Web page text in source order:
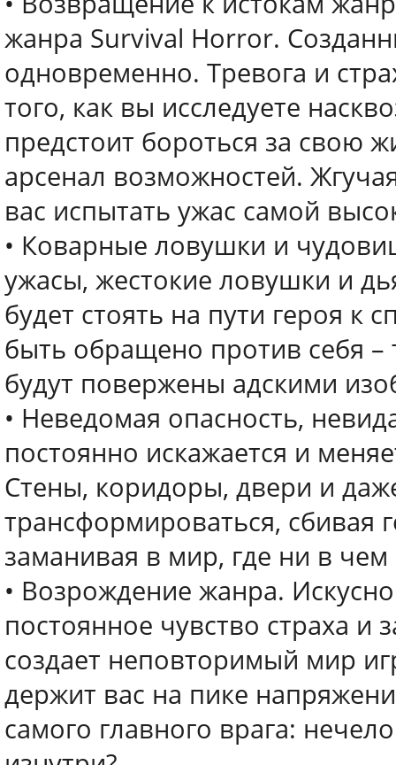
жанра Survival Horror.
одновременно. Тревога и
того, как вы исследуете
предстоит бороться за свою
арсенал возможностей.
вас испытать ужас самой
• Коварные ловушки и
ужасы, жестокие ловушки и
будет стоять на пути героя
быть обращено против себя
будут повержены адскими
• Неведомая опасность,
постоянно искажается и
Стены, коридоры, двери и
трансформироваться, сбивая
заманивая в мир, где ни в
• Возрождение жанра.
постоянное чувство страха и
создает неповторимый мир
держит вас на пике
самого главного врага: